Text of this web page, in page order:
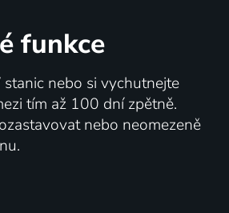
funkce
nebo si vychutnejte
tím až 100 dní zpětně.
nebo neomezeně